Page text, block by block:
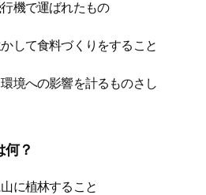
機で運ばれたもの
して食料づくりをすること
境への影響を計るものさし
何？
に植林すること